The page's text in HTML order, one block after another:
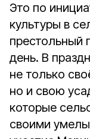
Это по
культуры в
престольный
день. В
не только
но и свою
которые
своими